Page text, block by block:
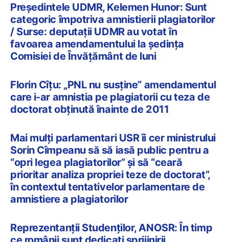
Președintele UDMR, Kelemen Hunor: Sunt
categoric împotriva amnistierii plagiatorilor
/ Surse: deputații UDMR au votat în
favoarea amendamentului la ședința
Comisiei de Învățământ de luni
Florin Cîțu: „PNL nu susține” amendamentul
care i-ar amnistia pe plagiatorii cu teza de
doctorat obținută înainte de 2011
Mai mulți parlamentari USR îi cer ministrului
Sorin Cîmpeanu să să iasă public pentru a
“opri legea plagiatorilor” și să “ceară
prioritar analiza propriei teze de doctorat”,
în contextul tentativelor parlamentare de
amnistiere a plagiatorilor
Reprezentanții Studenților, ANOSR: În timp